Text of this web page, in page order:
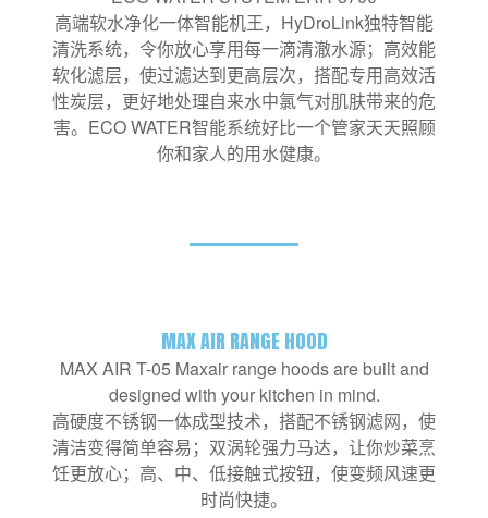
高端软水净化一体智能机王，HyDroLink独特智能
清洗系统，令你放心享用每一滴清澈水源；高效能
软化滤层，使过滤达到更高层次，搭配专用高效活
性炭层，更好地处理自来水中氯气对肌肤带来的危
害。ECO WATER智能系统好比一个管家天天照顾
你和家人的用水健康。
MAX AIR RANGE HOOD
MAX AIR T-05 Maxair range hoods are built and
designed with your kitchen in mind.
高硬度不锈钢一体成型技术，搭配不锈钢滤网，使
清洁变得简单容易；双涡轮强力马达，让你炒菜烹
饪更放心；高、中、低接触式按钮，使变频风速更
时尚快捷。